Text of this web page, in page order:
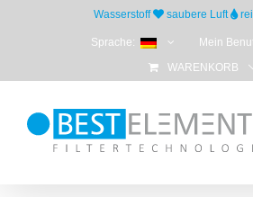
Wasserstoff saubere Luft
Sprache: Mein
WARENKORB